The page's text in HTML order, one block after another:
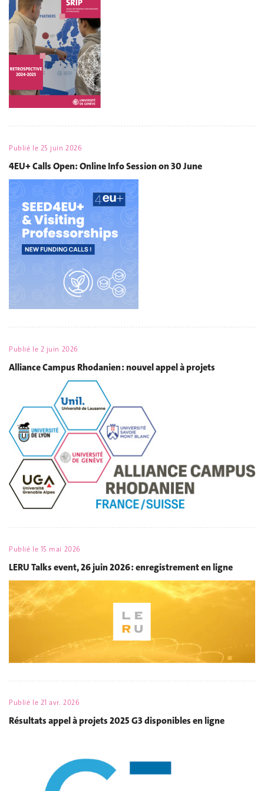
Publié le 25 juin 2026
4EU+ Calls Open: Online Info Session on 30 June
Publié le 2 juin 2026
Alliance Campus Rhodanien : nouvel appel à projets
Publié le 15 mai 2026
LERU Talks event, 26 juin 2026 : enregistrement en ligne
Publié le 21 avr. 2026
Résultats appel à projets 2025 G3 disponibles en ligne